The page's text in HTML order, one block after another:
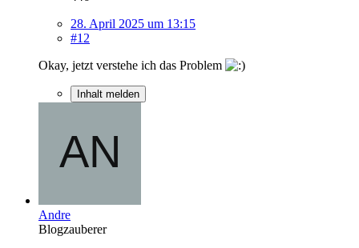
28. April 2025 um 13:15
#12
Okay, jetzt verstehe ich das Problem
Inhalt melden
Andre
Blogzauberer